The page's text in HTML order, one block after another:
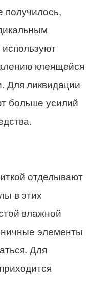
получилось,
клеящейся
Для ликвидации
больше усилий
отделывают
в этих
влажной
элементы
Для